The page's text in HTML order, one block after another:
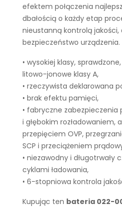
efektem połączenia
dbałością o każdy etap
nieustanną kontrolą
bezpieczeństwo urządzenia.
• wysokiej klasy,
litowo-jonowe klasy A,
• rzeczywista deklarowana
• brak efektu pamięci,
• fabryczne zabezpieczenia
i głębokim rozładowaniem,
przepięciem OVP,
SCP i przeciążeniem
• niezawodny i długotrwały
cyklami ładowania,
• 6-stopniowa kontrola
Kupując ten bateria 022-